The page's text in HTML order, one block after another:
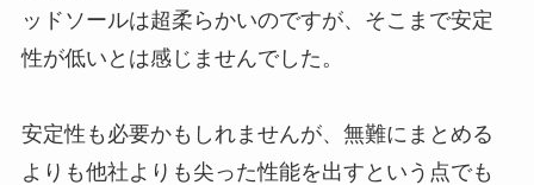
ッドソールは超柔らかいのですが、そこまで安定
性が低いとは感じませんでした。
安定性も必要かもしれませんが、無難にまとめる
よりも他社よりも尖った性能を出すという点でも